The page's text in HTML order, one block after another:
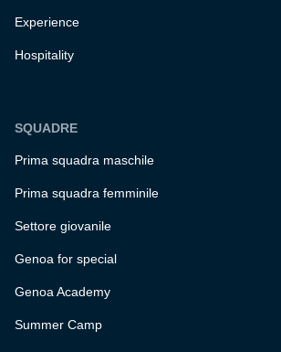
Experience
Hospitality
SQUADRE
Prima squadra maschile
Prima squadra femminile
Settore giovanile
Genoa for special
Genoa Academy
Summer Camp